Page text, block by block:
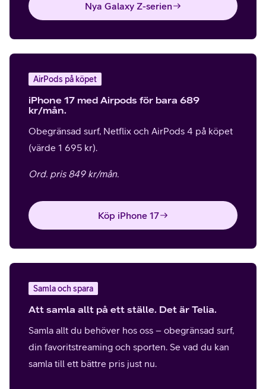
Nya Galaxy Z-serien
AirPods på köpet
iPhone 17 med Airpods för bara 689
kr/mån.
Obegränsad surf, Netflix och AirPods 4 på köpet
(värde 1 695 kr).
Ord. pris 849 kr/mån.
Köp iPhone 17
Samla och spara
Att samla allt på ett ställe. Det är Telia.
Samla allt du behöver hos oss – obegränsad surf,
din favoritstreaming och sporten. Se vad du kan
samla till ett bättre pris just nu.